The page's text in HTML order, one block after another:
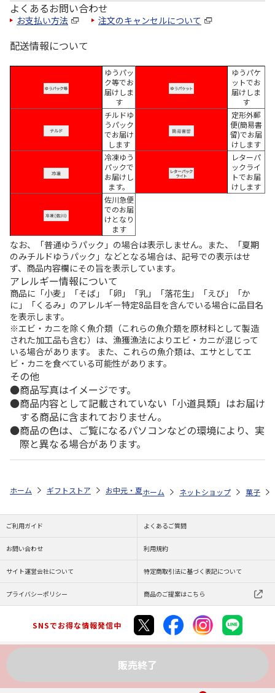
よくあるお問い合わせ
お支払い方法 注文のキャンセルについて
配送情報について
ゆうパッ
ク等でお
届けしま
す
ゆうパケ
ットでお
届けしま
す
チルドゆ
うパック
でお届け
します
定形外郵
便(簡易書
留)でお届
けします
冷凍ゆう
パックで
お届けし
ます。
レターパ
ックライ
トでお届
けします
佐川急便
でのお届
けとなり
ます
なお、「普通ゆうパック」の場合は表示しません。また、「夏期
のみチルドゆうパック」などとなる場合は、記号での表示はせ
ず、商品内容欄にその旨を表示しています。
アレルギー情報について
商品に「小麦」「そば」「卵」「乳」「落花生」「えび」「か
に」「くるみ」のアレルギー特定8品目を含んでいる場合に品目名
を表示します。
※エビ・カニを除く魚介類（これらの魚介類を原材料として製造
された加工品も含む）は、漁獲漁法によりエビ・カニが混じって
いる場合があります。 また、これらの魚介類は、エサとしてエ
ビ・カニを食べている可能性があります。
その他
商品写真はイメージです。
商品内容として記載されていない「小道具類」はお届け
する商品に含まれておりません。
商品の色は、ご覧になるパソコンなどの環境により、実
際と異なる場合があります。
販売終了
ホーム ギフトストア お中元・夏ギフト特集 2026 ゆうゆうギフト
ホーム ネットショップ 菓子
ご利用ガイド よくあるご質問
お問い合わせ 利用規約
サイト運営会社について 特定商取引法に基づく表記について
プライバシーポリシー 商品のご提案はこちら
SNSでお得な情報発信中